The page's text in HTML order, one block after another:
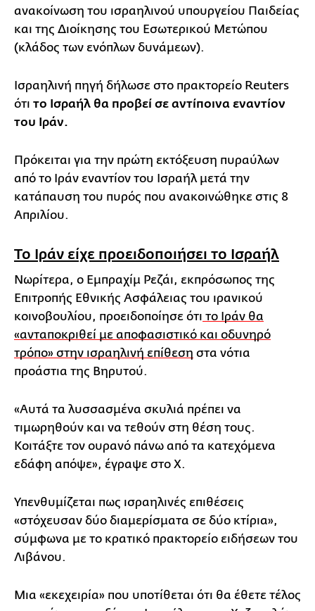
ανακοίνωση του ισραηλινού υπουργείου Παιδείας
και της Διοίκησης του Εσωτερικού Μετώπου
(κλάδος των ενόπλων δυνάμεων).
Ισραηλινή πηγή δήλωσε στο πρακτορείο Reuters
ότι το Ισραήλ θα προβεί σε αντίποινα εναντίον
του Ιράν.
Πρόκειται για την πρώτη εκτόξευση πυραύλων
από το Ιράν εναντίον του Ισραήλ μετά την
κατάπαυση του πυρός που ανακοινώθηκε στις 8
Απριλίου.
Το Ιράν είχε προειδοποιήσει το Ισραήλ
Νωρίτερα, ο Εμπραχίμ Ρεζάι, εκπρόσωπος της
Επιτροπής Εθνικής Ασφάλειας του ιρανικού
κοινοβουλίου, προειδοποίησε ότι το Ιράν θα
«ανταποκριθεί με αποφασιστικό και οδυνηρό
τρόπο» στην ισραηλινή επίθεση στα νότια
προάστια της Βηρυτού.
«Αυτά τα λυσσασμένα σκυλιά πρέπει να
τιμωρηθούν και να τεθούν στη θέση τους.
Κοιτάξτε τον ουρανό πάνω από τα κατεχόμενα
εδάφη απόψε», έγραψε στο X.
Υπενθυμίζεται πως ισραηλινές επιθέσεις
«στόχευσαν δύο διαμερίσματα σε δύο κτίρια»,
σύμφωνα με το κρατικό πρακτορείο ειδήσεων του
Λιβάνου.
Μια «εκεχειρία» που υποτίθεται ότι θα έθετε τέλος